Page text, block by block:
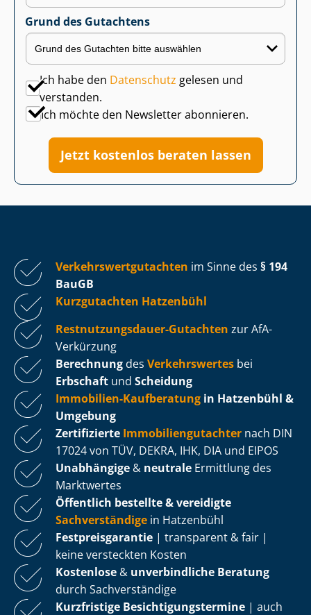
Grund des Gutachtens
Ich habe den Datenschutz gelesen und
verstanden.
Ich möchte den Newsletter abonnieren.
Jetzt kostenlos beraten lassen
Ver­kehrs­wert­gut­ach­ten im Sinne des § 194
BauGB
Kurzgutachten Hatzenbühl
Rest­nut­zungs­dau­er-Gutachten zur AfA-
Verkürzung
Berechnung des Verkehrswertes bei
Erbschaft und Scheidung
Immobilien-Kaufberatung in Hatzenbühl &
Umgebung
Zertifizierte Im­mo­bi­li­en­gut­ach­ter nach DIN
17024 von TÜV, DEKRA, IHK, DIA und EIPOS
Unabhängige & neutrale Ermittlung des
Marktwertes
Öffentlich bestellte & vereidigte
Sachverständige in Hatzenbühl
Fest­preis­ga­ran­tie | transparent & fair |
keine versteckten Kosten
Kostenlose & unverbindliche Beratung
durch Sachverständige
Kurzfristige Be­sich­ti­gungs­ter­mi­ne | auch